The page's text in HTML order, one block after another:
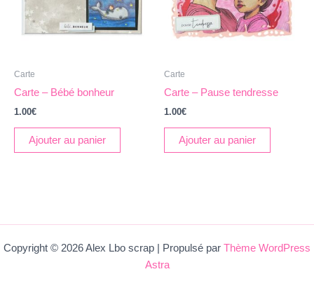
Carte
Carte – Bébé bonheur
1.00€
Ajouter au panier
Carte
Carte – Pause tendresse
1.00€
Ajouter au panier
Copyright © 2026 Alex Lbo scrap | Propulsé par Thème WordPress
Astra